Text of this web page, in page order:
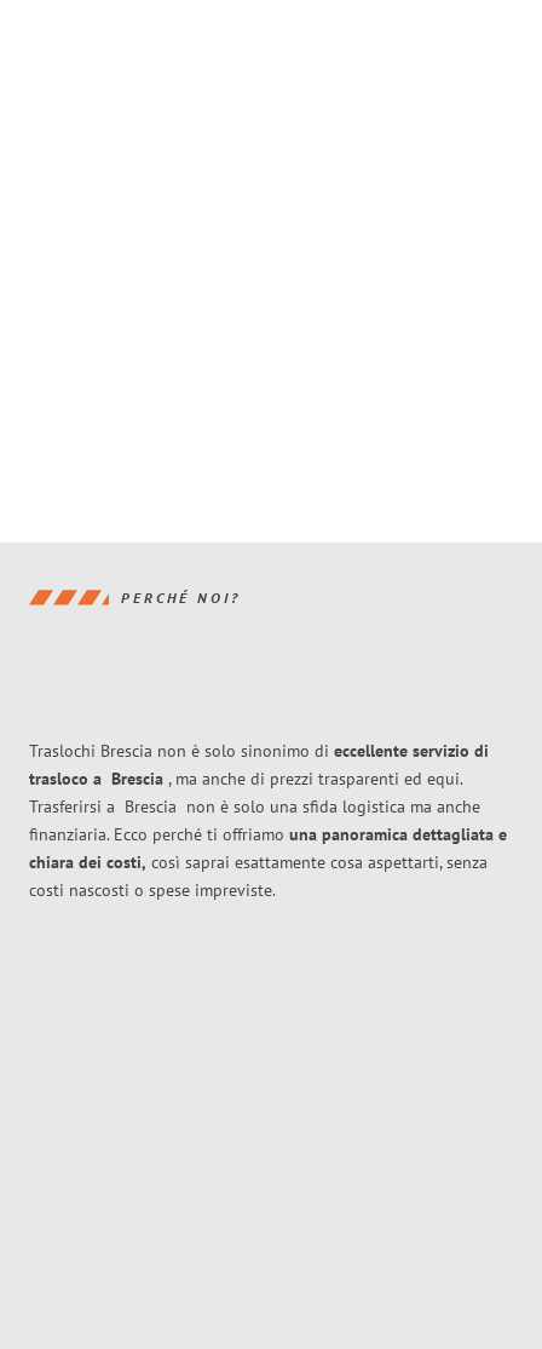
PERCHÉ NOI?
Traslochi Brescia non è solo sinonimo di eccellente servizio di
trasloco a Brescia , ma anche di prezzi trasparenti ed equi.
Trasferirsi a Brescia non è solo una sfida logistica ma anche
finanziaria. Ecco perché ti offriamo una panoramica dettagliata e
chiara dei costi, così saprai esattamente cosa aspettarti, senza
costi nascosti o spese impreviste.